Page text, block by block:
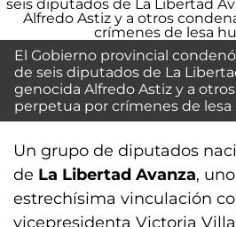
El Gobierno provincial
de seis diputados de La
genocida Alfredo Astiz y a
perpetua por crímenes de
Un grupo de diputados
de La Libertad Avanza,
estrechísima vinculación
vicepresidenta Victoria